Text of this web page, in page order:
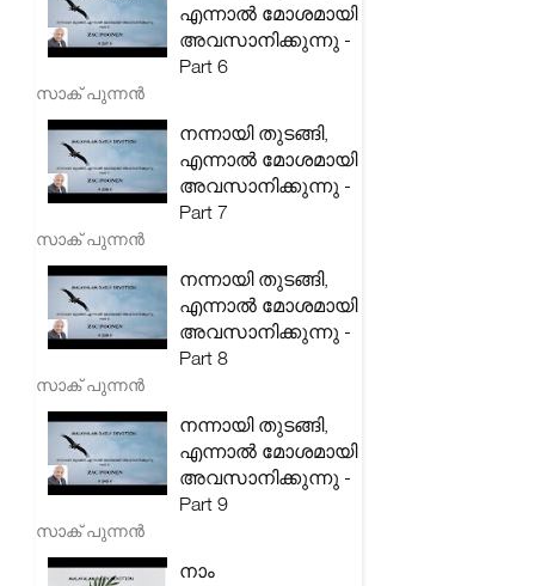
എന്നാൽ മോശമായി
അവസാനിക്കുന്നു -
Part 6
സാക് പുന്നൻ
നന്നായി തുടങ്ങി,
എന്നാൽ മോശമായി
അവസാനിക്കുന്നു -
Part 7
സാക് പുന്നൻ
നന്നായി തുടങ്ങി,
എന്നാൽ മോശമായി
അവസാനിക്കുന്നു -
Part 8
സാക് പുന്നൻ
നന്നായി തുടങ്ങി,
എന്നാൽ മോശമായി
അവസാനിക്കുന്നു -
Part 9
സാക് പുന്നൻ
നാം